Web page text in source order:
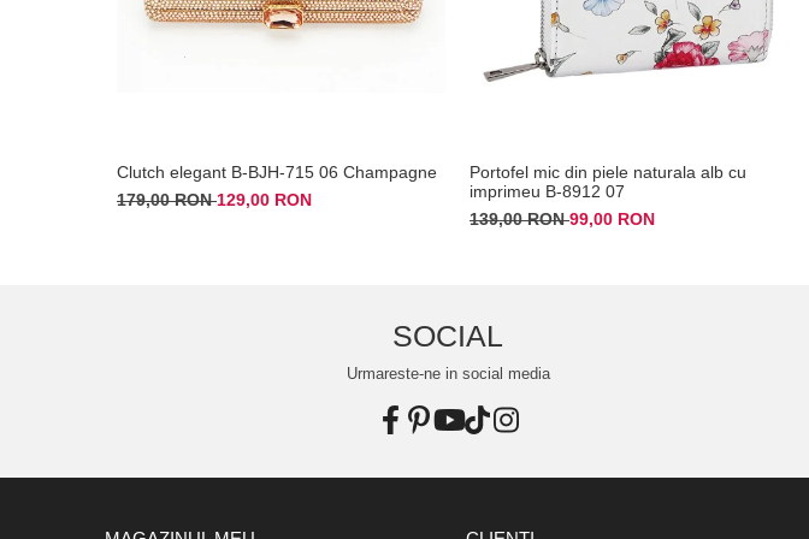
Clutch elegant B-BJH-715 06 Champagne
179,00 RON129,00 RON
Portofel mic din piele naturala alb cu
imprimeu B-8912 07
139,00 RON99,00 RON
SOCIAL
Urmareste-ne in social media